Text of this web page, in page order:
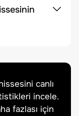
canlı
incele.
fazlası için